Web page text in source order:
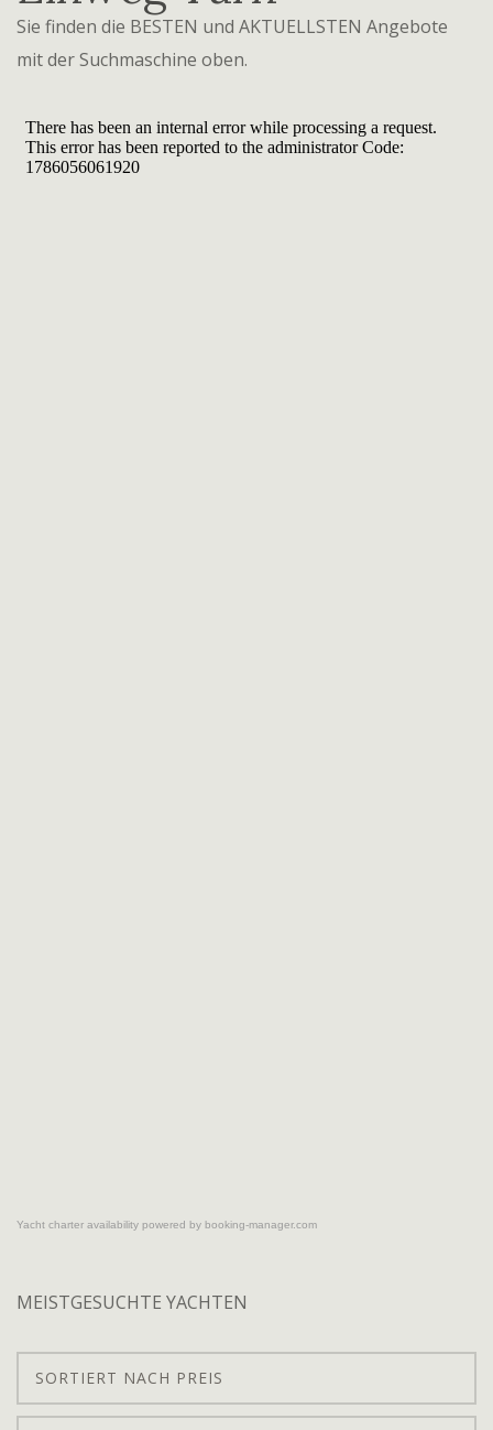
Sie finden die BESTEN und AKTUELLSTEN Angebote
mit der Suchmaschine oben.
Yacht charter availability powered by booking-manager.com
MEISTGESUCHTE YACHTEN
SORTIERT NACH PREIS